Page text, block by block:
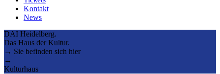
Kontakt
News
DAI Heidelberg.
Das Haus der Kultur.
→ Sie befinden sich hier
→
Kulturhaus